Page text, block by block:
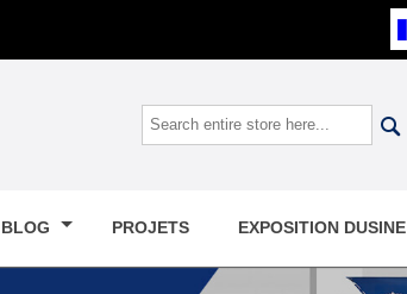

BLOG PROJETS EXPOSITION DUSINE